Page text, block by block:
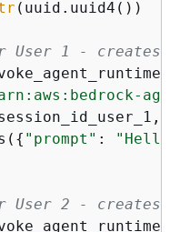
(uuid.uuid4())
1 - creates
{ "prompt" :
"Hello
2 - creates